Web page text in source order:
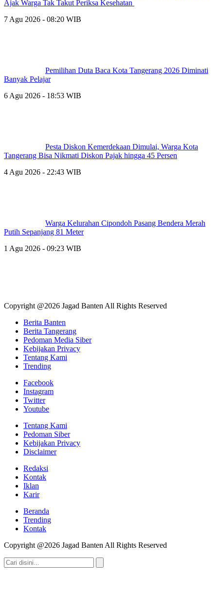
Ajak Warga Tak Takut Periksa Kesehatan
7 Agu 2026 - 08:20 WIB
Pemilihan Duta Baca Kota Tangerang 2026 Diminati
Banyak Pelajar
6 Agu 2026 - 18:53 WIB
Pesta Diskon Kemerdekaan Dimulai, Warga Kota
Tangerang Bisa Nikmati Diskon Pajak hingga 45 Persen
4 Agu 2026 - 22:43 WIB
Warga Kelurahan Cipondoh Pasang Bendera Merah
Putih Sepanjang 81 Meter
1 Agu 2026 - 09:23 WIB
Copyright @2026 Jagad Banten All Rights Reserved
Berita Banten
Berita Tangerang
Pedoman Media Siber
Kebijakan Privacy
Tentang Kami
Trending
Facebook
Instagram
Twitter
Youtube
Tentang Kami
Pedoman Siber
Kebijakan Privacy
Disclaimer
Redaksi
Kontak
Iklan
Karir
Beranda
Trending
Kontak
Copyright @2026 Jagad Banten All Rights Reserved